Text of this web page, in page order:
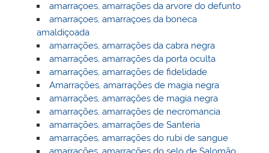
amarraçoes, amarrações da arvore do defunto
amarraçoes, amarraçoes da boneca
amaldiçoada
amarrações, amarrações da cabra negra
amarrações, amarrações da porta oculta
amarrações, amarrações de fidelidade
Amarrações, amarrações de magia negra
amarrações, amarrações de magia negra
amarrações, amarrações de necromancia
amarrações, amarrações de Santeria
amarrações, amarrações do rubi de sangue